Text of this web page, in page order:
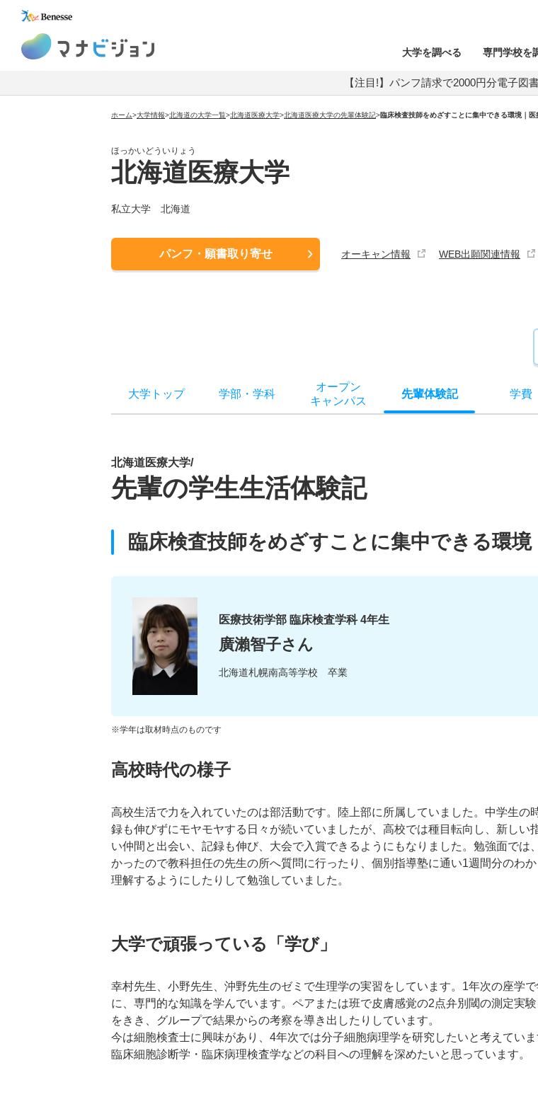
大学を調べる 専門学校を
【注目!】パンフ請求で2000円分電子図
ホーム>大学情報>北海道の大学一覧>北海道医療大学>北海道医療大学の先輩体験記>臨床検査技師をめざすことに集中できる環境｜
ほっかいどういりょう
北海道医療大学
私立大学 北海道
パンフ・願書取り寄せ オーキャン情報 WEB出願関連情報
大学トップ 学部 ・ 学科
オープン
キャンパス
先輩体験記 学費
北海道医療大学/
先輩の学生生活体験記
臨床検査技師をめざすことに集中できる環境
医療技術学部 臨床検査学科 4年生
廣瀨智子さん
北海道札幌南高等学校 卒業
※学年は取材時点のものです
高校時代の様子
高校生活で力を入れていたのは部活動です。陸上部に所属していました。中学生の
録も伸びずにモヤモヤする日々が続いていましたが、高校では種目転向し、新しい
い仲間と出会い、記録も伸び、大会で入賞できるようにもなりました。勉強面では
かったので教科担任の先生の所へ質問に行ったり、個別指導塾に通い1週間分のわ
理解するようにしたりして勉強していました。
大学で頑張っている「学び」
幸村先生、小野先生、沖野先生のゼミで生理学の実習をしています。1年次の座学
に、専門的な知識を学んでいます。ペアまたは班で皮膚感覚の2点弁別閾の測定実
をきき、グループで結果からの考察を導き出したりしています。
今は細胞検査士に興味があり、4年次では分子細胞病理学を研究したいと考えていま
臨床細胞診断学・臨床病理検査学などの科目への理解を深めたいと思っています。